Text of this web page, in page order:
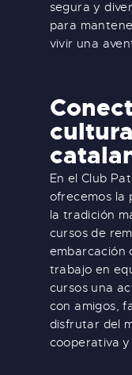
segura y
para
vivir una
En el Club
ofrecemos la
la tradición
cursos de
embarcación
trabajo en
cursos una
con amigos,
disfrutar del
cooperativa y